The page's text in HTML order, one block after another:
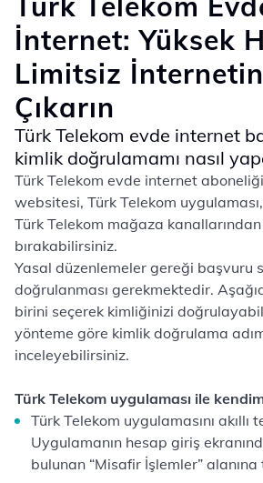
İnternet: Yüksek
Limitsiz
Çıkarın
Türk Telekom evde internet
kimlik doğrulamamı nasıl
Türk Telekom evde internet
websitesi, Türk Telekom
Türk Telekom mağaza
bırakabilirsiniz.
Yasal düzenlemeler gereği başvuru
doğrulanması gerekmektedir.
birini seçerek kimliğinizi
yönteme göre kimlik doğrulama
inceleyebilirsiniz.
Türk Telekom uygulaması ile
Türk Telekom uygulamasını akıllı
Uygulamanın hesap giriş
bulunan “Misafir İşlemler” alanına